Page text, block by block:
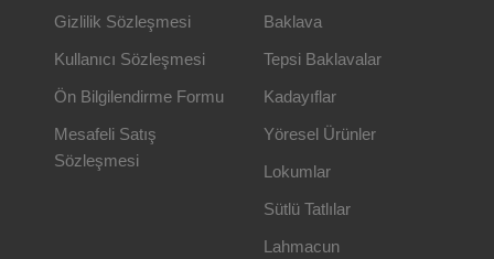
Gizlilik Sözleşmesi
Kullanıcı Sözleşmesi
Ön Bilgilendirme Formu
Mesafeli Satış
Sözleşmesi
Baklava
Tepsi Baklavalar
Kadayıflar
Yöresel Ürünler
Lokumlar
Sütlü Tatlılar
Lahmacun